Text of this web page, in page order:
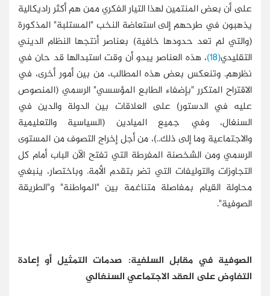
على أن بعض المنتمين لهذا التيار الفكري ممن هم أكثر راديكالية
يذهبون في طرحهم إلى استعاضة النخب "المستلبة" المذكورة
(والتي لم تعد حدودها خافية) بعناصر أنتجها النظام الديني
التقليدي(18)
، هذه العناصر يبدو أن وقت استبدالها قد حان في
نظرهم. وتنعكس بعض هذه المطالب، من بين أمور أخرى، في
الاقتراح المتكرر "بإضفاء الطابع المؤسسي" الرسمي (المنصوص
عليه في الدستور) على العلاقات بين الدولة والدين في
السنغال، وفي جميع الميادين (السياسية والتعليمية
والاجتماعية وما إلى ذلك..)، من أجل إخراج التصوف من المستوى
الرسمي ومن الشخصنة المفرطة التي تفتح الآن الباب أمام كل
التجاوزات والتوليفات التي تضر بتقدم الأمة. وباختصار، ينبغي
محاولة القيام بمفاصلة متناغمة بين "المواطنة" و"الطريقة
الصوفية".
الصوفية في مقابل السلفية: صدمات التمثيل أو إعادة
التفاوض على العقد الاجتماعي السنغالي